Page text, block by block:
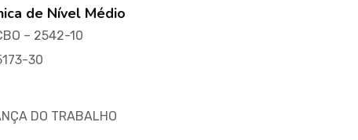
de Nível Médio
– 2542-10
30
DO TRABALHO